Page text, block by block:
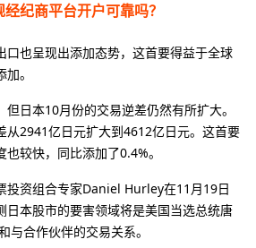
纪商平台开户可靠吗？
口也呈现出添加态势，这首要得益于全球
。
日本10月份的交易逆差仍然有所扩大。
从2941亿日元扩大到4612亿日元。这首要
较快，同比添加了0.4%。
投资组合专家Daniel Hurley在11月19日
日本股市的要害领域将是美国当选总统唐
与合作伙伴的交易关系。